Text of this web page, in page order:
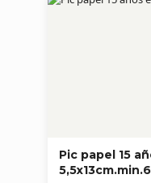
Pic papel 15
5,5x13cm.min.6